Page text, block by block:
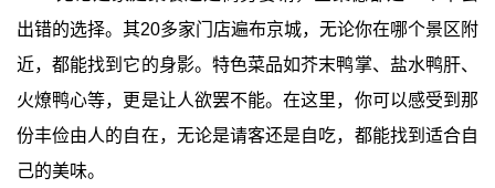
出错的选择。其20多家门店遍布京城，无论你在哪个景区附
近，都能找到它的身影。特色菜品如芥末鸭掌、盐水鸭肝、
火燎鸭心等，更是让人欲罢不能。在这里，你可以感受到那
份丰俭由人的自在，无论是请客还是自吃，都能找到适合自
己的美味。